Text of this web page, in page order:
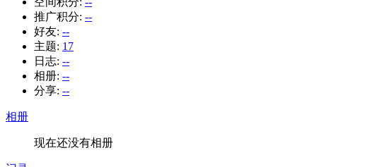
推广积分: --
好友: --
主题: 17
日志: --
相册: --
分享: --
相册
现在还没有相册